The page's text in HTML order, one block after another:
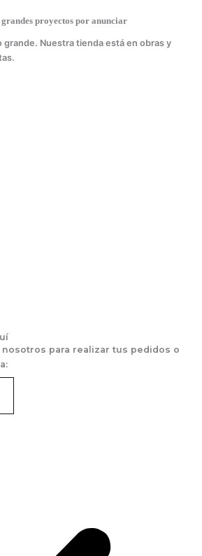
grandes proyectos por anunciar
grande. Nuestra tienda está en obras y
para realizar tus pedidos o